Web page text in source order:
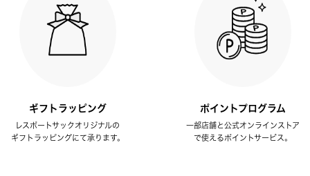
ギフトラッピング
レスポートサックオリジナルの
ギフトラッピングにて承ります。
ポイントプログラム
一部店舗と公式オンラインストア
で使えるポイントサービス。